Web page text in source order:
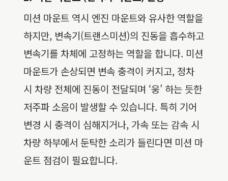
미션 마운트 역시 엔진 마운트와 유사한 역할을
하지만, 변속기(트랜스미션)의 진동을 흡수하고
변속기를 차체에 고정하는 역할을 합니다. 미션
마운트가 손상되면 변속 충격이 커지고, 정차
시 차량 전체에 진동이 전달되며 ‘웅’ 하는 듯한
저주파 소음이 발생할 수 있습니다. 특히 기어
변경 시 충격이 심해지거나, 가속 또는 감속 시
차량 하부에서 둔탁한 소리가 들린다면 미션 마
운트 점검이 필요합니다.